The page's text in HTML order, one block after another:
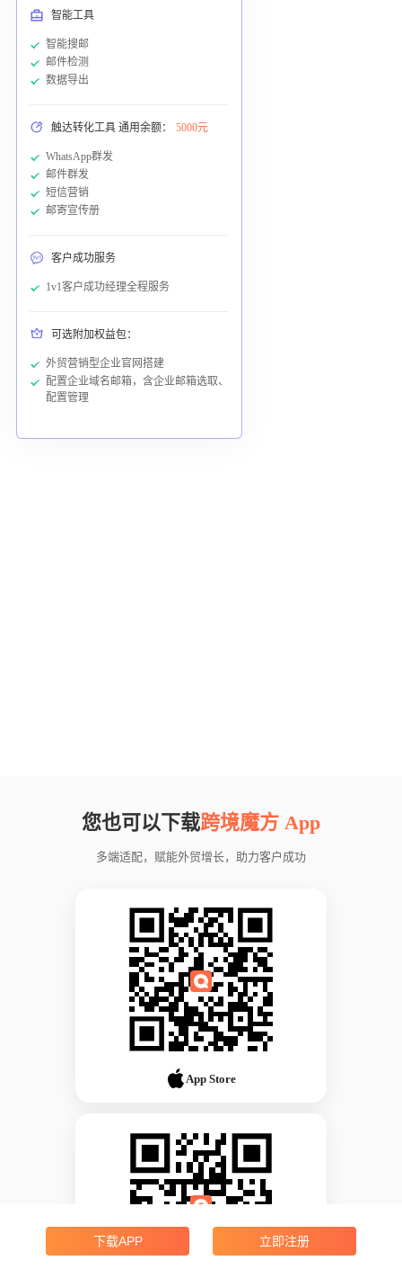
智能工具
智能搜邮
邮件检测
数据导出
触达转化工具 通用余额： 5000元
WhatsApp群发
邮件群发
短信营销
邮寄宣传册
客户成功服务
1v1客户成功经理全程服务
可选附加权益包：
外贸营销型企业官网搭建
配置企业域名邮箱，含企业邮箱选取、
配置管理
您也可以下载跨境魔方 App
多端适配，赋能外贸增长，助力客户成功
App Store
下载APP 立即注册